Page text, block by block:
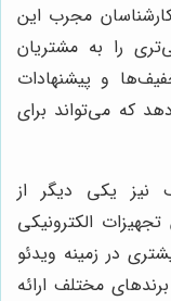
مجرب این
را به مشتریان
و پیشنهادات
که می‌تواند برای
نیز یکی دیگر از
الکترونیکی
در زمینه ویدئو
مختلف ارائه